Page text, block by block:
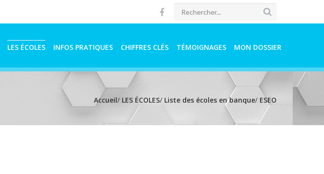
LES ÉCOLES INFOS PRATIQUES CHIFFRES CLÉS TÉMOIGNAGES MON DOSSIER
Accueil/ LES ÉCOLES/ Liste des écoles en banque/ ESEO